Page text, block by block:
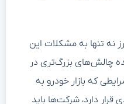
نه تنها به مشکلات این
چالش‌های بزرگ‌تری در
که بازار خودرو به
دارد، شرکت‌ها باید